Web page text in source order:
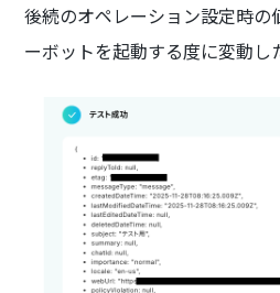
後続のオペレーション設定時の
ーボットを起動する度に変動し